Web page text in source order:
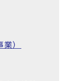
）